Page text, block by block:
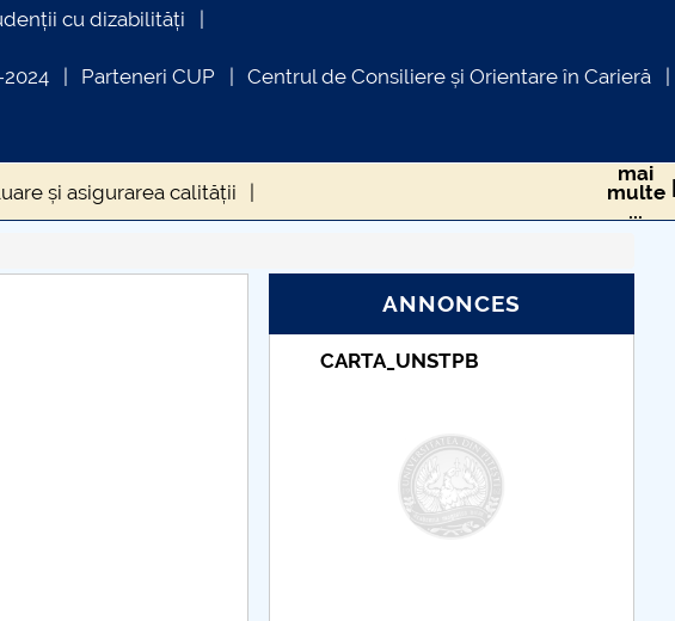
cu dizabilități
Parteneri CUP Centrul de Consiliere și Orientare în Carieră
și asigurarea calității
mai
multe
...
ANNONCES
Taxe de școlarizare